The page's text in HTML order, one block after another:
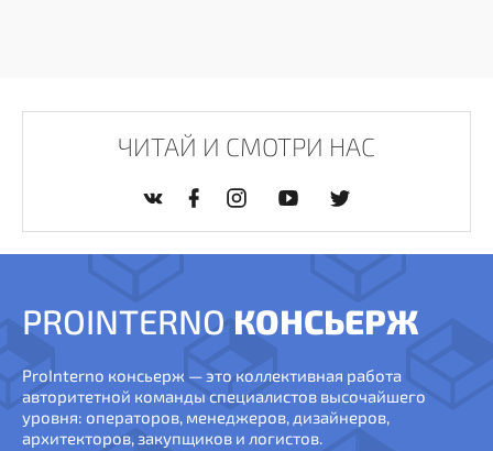
ЧИТАЙ И СМОТРИ НАС
PROINTERNO КОНСЬЕРЖ
ProInterno консьерж — это коллективная работа
авторитетной команды специалистов высочайшего
уровня: операторов, менеджеров, дизайнеров,
архитекторов, закупщиков и логистов.